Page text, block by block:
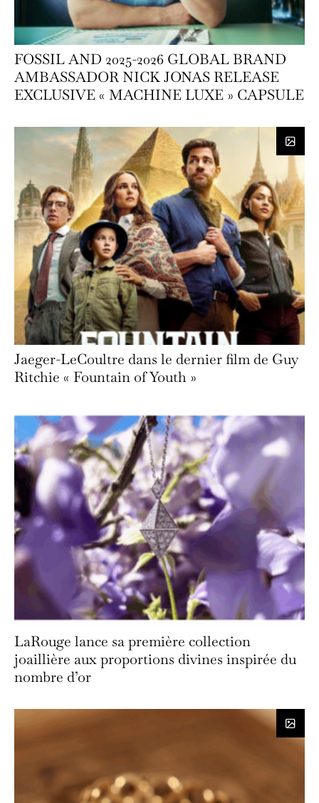
FOSSIL AND 2025-2026 GLOBAL BRAND
AMBASSADOR NICK JONAS RELEASE
EXCLUSIVE « MACHINE LUXE » CAPSULE
Jaeger-LeCoultre dans le dernier film de Guy
Ritchie « Fountain of Youth »
LaRouge lance sa première collection
joaillière aux proportions divines inspirée du
nombre d’or